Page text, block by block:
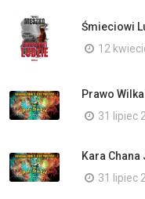
Śmieciowi
12
Prawo
31 lipiec
Kara
31 lipiec